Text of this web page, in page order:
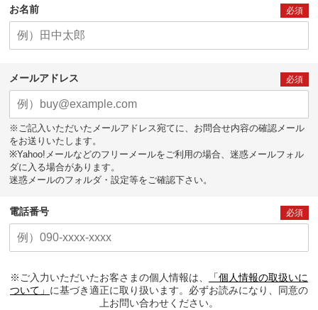
お名前 必須
メールアドレス 必須
※ご記入いただいたメールアドレス宛てに、お問合せ内容の確認メール
をお送りいたします。
※Yahoo!メールなどのフリーメールをご利用の場合、迷惑メールフォル
ダに入る場合があります。
迷惑メールのフォルダ・設定等をご確認下さい。
電話番号 必須
※ご入力いただいたお客さまの個人情報は、
「個人情報の取扱いに
ついて」 に基づき適正に取り扱います。必ずお読みになり、同意の
上お問い合わせください。